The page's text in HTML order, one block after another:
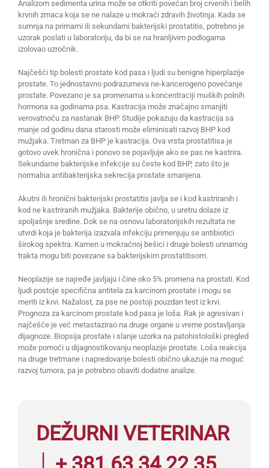
Analizom sedimenta urina može se otkriti povećan broj crvenih i belih
krvnih zrnaca koja se ne nalaze u mokraći zdravih životinja. Kada se
sumnja na primarni ili sekundarni bakterijski prostatitis, potrebno je
uzorak poslati u laboratoriju, da bi se na hranljivim podlogama
izolovao uzročnik.
Najčešći tip bolesti prostate kod pasa i ljudi su benigne hiperplazije
prostate. To jednostavno podrazumeva ne-kancerogeno povećanje
prostate. Povezano je sa promenama u koncentraciji muških polnih
hormona sa godinama psa. Kastracija može značajno smanjiti
verovatnoću za nastanak BHP. Studije pokazuju da kastracija sa
manje od godinu dana starosti može eliminisati razvoj BHP kod
mužjaka. Tretman za BHP je kastracija. Ova vrsta prostatitisa je
gotovo uvek hronična i ponovo se pojavljuje ako se pas ne kastrira.
Sekundarne bakterijske infekcije su česte kod BHP, zato što je
normalna antibakterijska sekrecija prostate smanjena.
Akutni ili hronični bakterijski prostatitis javlja se i kod kastriranih i
kod ne kastriranih mužjaka. Bakterije obično, u uretru dolaze iz
spoljašnje sredine. Dok se na osnovu laboratorijskih rezultata ne
utvrdi koja je bakterija izazvala infekciju primenjuju se antibiotici
širokog spektra. Kamen u mokraćnoj bešici i druge bolesti urinarnog
trakta mogu biti povezane sa bakterijskim prostatitisom.
Neoplazije se najređe javljaju i čine oko 5% promena na prostati. Kod
ljudi postoje specifična antitela za karcinom prostate i mogu se
meriti iz krvi. Nažalost, za pse ne postoji pouzdan test iz krvi.
Prognoza za karcinom prostate kod pasa je loša. Rak je agresivan i
najčešće je već metastazirao na druge organe u vreme postavljanja
dijagnoze. Biopsija prostate i slanje uzorka na patohistološki pregled
može pomoći u dijagnostikovanju neoplazije prostate. Loša reakcija
na druge tretmane i napredovanje bolesti obično ukazuje na moguć
razvoj tumora, pa je potrebno obaviti dodatne analize.
DEŽURNI VETERINAR